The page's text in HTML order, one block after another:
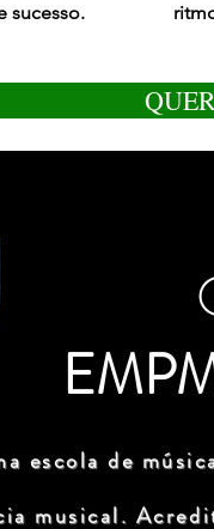
sucesso.
escola de
musical.